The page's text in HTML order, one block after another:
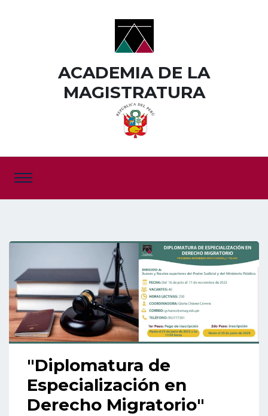
ACADEMIA DE LA
MAGISTRATURA
"Diplomatura de
Especialización en
Derecho Migratorio"